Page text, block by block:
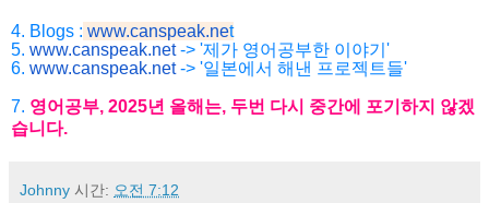
4. Blogs : www.canspeak.net
5. www.canspeak.net-> '제가 영어공부한 이야기'
6. www.canspeak.net-> '일본에서 해낸 프로젝트들'
7. 영어공부, 2025년 올해는, 두번 다시 중간에 포기하지 않겠
습니 다.
Johnny 시간: 오전 7:12